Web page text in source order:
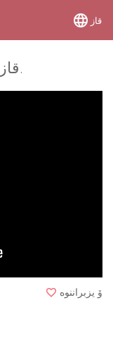
قاز
قازاقشا ەرتەگى. جۇمان ەتىكشى.
ۆ يزبراننوە